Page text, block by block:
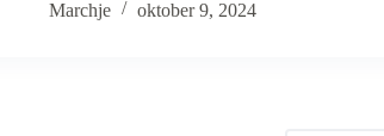
Marchje
oktober 9, 2024